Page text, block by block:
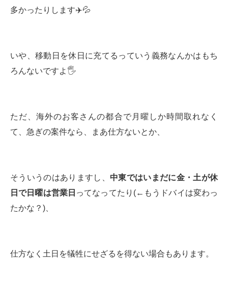
多かったりします✈️💦
いや、移動日を休日に充てるっていう義務なんかはもち
ろんないですよ🖐️
ただ、海外のお客さんの都合で月曜しか時間取れなく
て、急ぎの案件なら、まあ仕方ないとか、
そういうのはありますし、 中東ではいまだに金・土が休
日で日曜は営業日 ってなってたり(←もうドバイは変わっ
たかな？)、
仕方なく土日を犠牲にせざるを得ない場合もあります。